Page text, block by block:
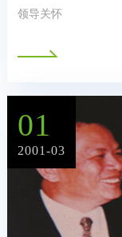
领导关怀
01
2001-03